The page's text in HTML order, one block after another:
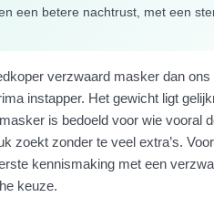
een betere nachtrust, met een
verzwaard masker dan ons
instapper. Het gewicht ligt
is bedoeld voor wie vooral
zoekt zonder te veel extra’s.
kennismaking met een
keuze.